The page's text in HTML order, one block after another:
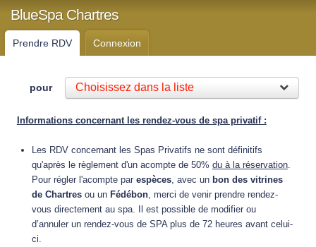
BlueSpa Chartres
Prendre RDV Connexion
pour Choisissez dans la liste
Informations concernant les rendez-vous de spa privatif :
Les RDV concernant les Spas Privatifs ne sont définitifs
qu'après le règlement d'un acompte de 50% du à la réservation.
Pour régler l'acompte par espèces, avec unbon des vitrines
de Chartresou un Fédébon, merci de venir prendre rendez-
vous directement au spa.
Il est possible de modifier ou
d’annuler un rendez-vous de SPA plus de 72 heures avant celui-
ci.